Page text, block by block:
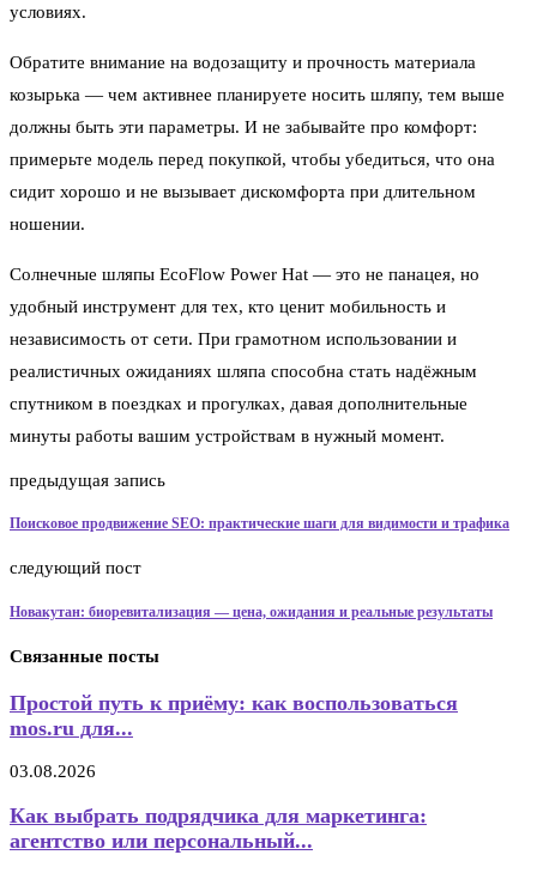
условиях.
Обратите внимание на водозащиту и прочность материала
козырька — чем активнее планируете носить шляпу, тем выше
должны быть эти параметры. И не забывайте про комфорт:
примерьте модель перед покупкой, чтобы убедиться, что она
сидит хорошо и не вызывает дискомфорта при длительном
ношении.
Солнечные шляпы EcoFlow Power Hat — это не панацея, но
удобный инструмент для тех, кто ценит мобильность и
независимость от сети. При грамотном использовании и
реалистичных ожиданиях шляпа способна стать надёжным
спутником в поездках и прогулках, давая дополнительные
минуты работы вашим устройствам в нужный момент.
предыдущая запись
Поисковое продвижение SEO: практические шаги для видимости и трафика
следующий пост
Новакутан: биоревитализация — цена, ожидания и реальные результаты
Связанные посты
Простой путь к приёму: как воспользоваться
mos.ru для...
03.08.2026
Как выбрать подрядчика для маркетинга:
агентство или персональный...